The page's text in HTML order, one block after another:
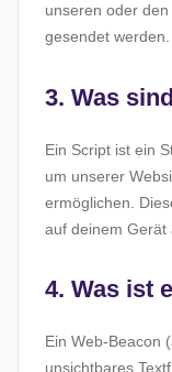
unseren oder
gesendet werden.
3. Was
Ein Script ist ein
um unserer
ermöglichen.
auf deinem Gerät
4. Was ist
Ein Web-Beacon
unsichtbares